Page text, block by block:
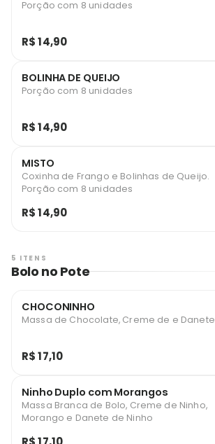
Porção com 8 unidades
R$ 14,90
BOLINHA DE QUEIJO
Porção com 8 unidades
R$ 14,90
MISTO
Coxinha de Frango e Bolinhas de Queijo.
Porção com 8 unidades
R$ 14,90
5 ITENS
Bolo no Pote
CHOCONINHO
Massa de Chocolate, Creme de e Danete
R$ 17,10
Ninho Duplo com Morangos
Massa Branca de Bolo, Creme de Ninho,
Morango e Danete de Ninho